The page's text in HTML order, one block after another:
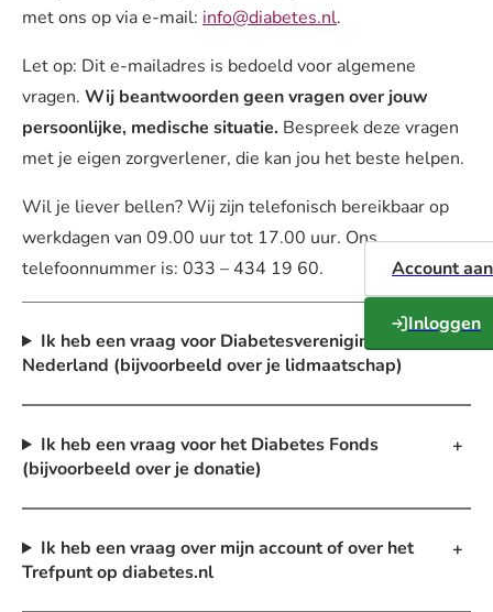
Account
Inloggen
met ons op via e-mail: info@diabetes.nl.
Let op: Dit e-mailadres is bedoeld voor algemene
vragen. Wij beantwoorden geen vragen over jouw
persoonlijke, medische situatie. Bespreek deze vragen
met je eigen zorgverlener, die kan jou het beste helpen.
Wil je liever bellen? Wij zijn telefonisch bereikbaar op
werkdagen van 09.00 uur tot 17.00 uur. Ons
telefoonnummer is: 033 – 434 19 60.
Ik heb een vraag voor Diabetesvereniging
Nederland (bijvoorbeeld over je lidmaatschap)
Ik heb een vraag voor het Diabetes Fonds
(bijvoorbeeld over je donatie)
Ik heb een vraag over mijn account of over het
Trefpunt op diabetes.nl